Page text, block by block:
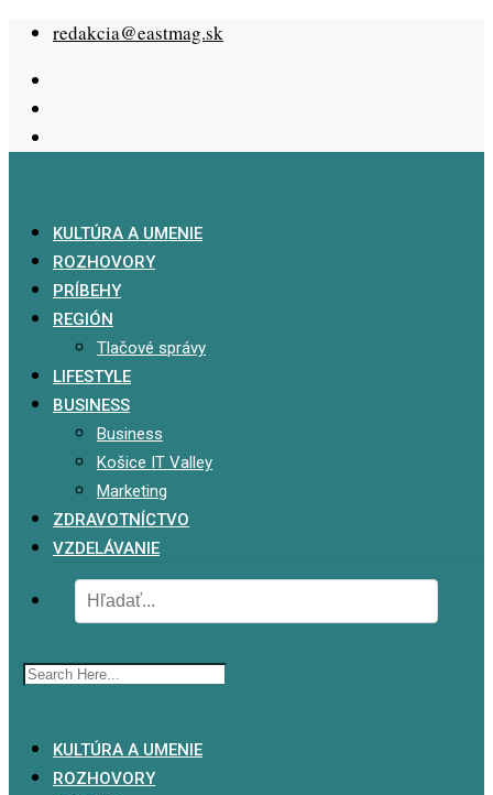
Skip
content
redakcia@eastmag.sk
KULTÚRA A UMENIE
ROZHOVORY
PRÍBEHY
REGIÓN
Tlačové správy
LIFESTYLE
BUSINESS
Business
Košice IT Valley
Marketing
ZDRAVOTNÍCTVO
VZDELÁVANIE
KULTÚRA A UMENIE
ROZHOVORY